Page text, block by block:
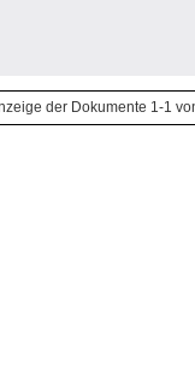
der Dokumente 1-1